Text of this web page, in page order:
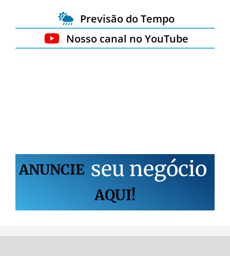
Previsão do Tempo
Nosso canal no YouTube
ANUNCIE seu negócio
AQUI!